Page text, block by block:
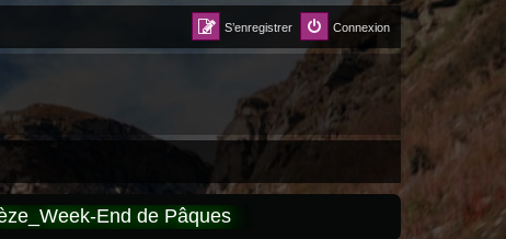
Connexion
S’enregistrer
End de Pâques